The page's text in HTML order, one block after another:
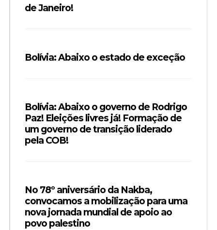
de Janeiro!
Bolívia: Abaixo o estado de exceção
Bolívia: Abaixo o governo de Rodrigo
Paz! Eleições livres já! Formação de
um governo de transição liderado
pela COB!
No 78º aniversário da Nakba,
convocamos a mobilização para uma
nova jornada mundial de apoio ao
povo palestino